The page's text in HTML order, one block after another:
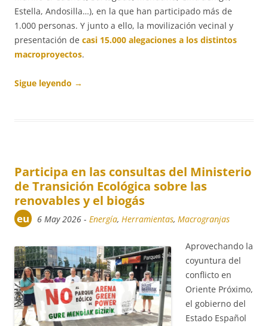
Estella, Andosilla…), en la que han participado más de
1.000 personas. Y junto a ello, la movilización vecinal y
presentación de casi 15.000 alegaciones a los distintos
macroproyectos.
Sigue leyendo →
Participa en las consultas del Ministerio
de Transición Ecológica sobre las
renovables y el biogás
eu 6 May 2026 -Energía,Herramientas,Macrogranjas
Aprovechando la
coyuntura del
conflicto en
Oriente Próximo,
el gobierno del
Estado Español